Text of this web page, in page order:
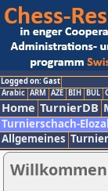
Logged on: Gast
Arabic ARM AZE BIH BUL
Home TurnierDB
Turnierschach-
Allgemeines